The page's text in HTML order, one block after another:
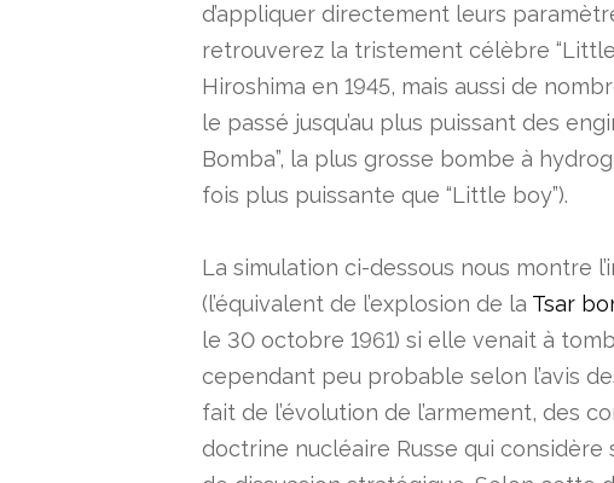
d’appliquer directement leurs
retrouverez la tristement célèbre
Hiroshima en 1945, mais aussi de
le passé jusqu’au plus puissant des
Bomba”, la plus grosse bombe à
fois plus puissante que “Little boy”).
La simulation ci-dessous nous montre
(l’équivalent de l’explosion de la Tsar
le 30 octobre 1961) si elle venait à
cependant peu probable selon l’avis
fait de l’évolution de l’armement, des
doctrine nucléaire Russe qui